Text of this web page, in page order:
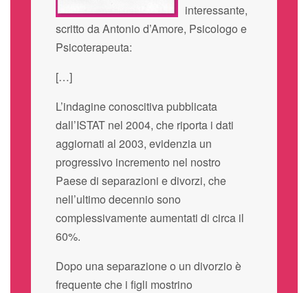
interessante,
scritto da Antonio d’Amore, Psicologo e
Psicoterapeuta:
[…]
L’indagine conoscitiva pubblicata
dall’ISTAT nel 2004, che riporta i dati
aggiornati al 2003, evidenzia un
progressivo incremento nel nostro
Paese di separazioni e divorzi, che
nell’ultimo decennio sono
complessivamente aumentati di circa il
60%.
Dopo una separazione o un divorzio è
frequente che i figli mostrino